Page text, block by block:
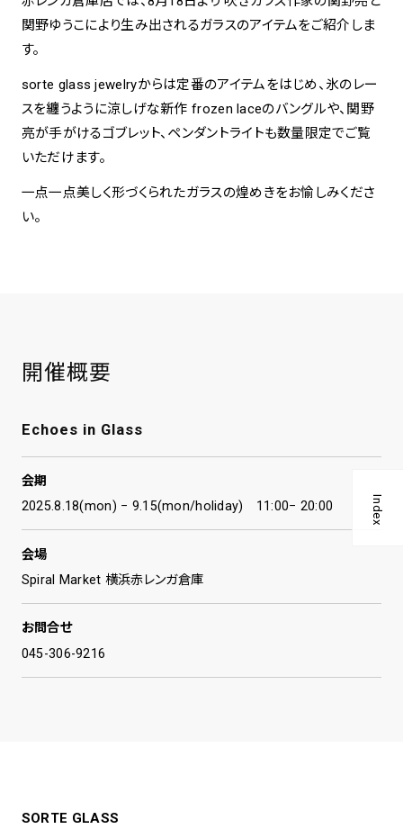
MoN Shop by Spiral
Index
関野ゆうこにより生み出されるガラスのアイテムをご紹介しま
す。
sorte glass jewelryからは定番のアイテムをはじめ、氷のレー
スを纏うように涼しげな新作 frozen laceのバングルや、関野
亮が手がけるゴブレット、ペンダントライトも数量限定でご覧
いただけます。
一点一点美しく形づくられたガラスの煌めきをお愉しみくださ
い。
開催概要
Echoes in Glass
会期
2025.8.18(mon) − 9.15(mon/holiday) 11:00− 20:00
会場
Spiral Market 横浜赤レンガ倉庫
お問合せ
045-306-9216
SORTE GLASS